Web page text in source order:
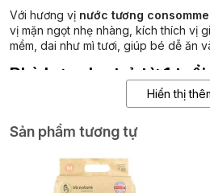
Với hương vị nước tương consomme
vị mặn ngọt nhẹ nhàng, kích thích vị
mềm, dai như mì tươi, giúp bé dễ ăn
Phù hợp cho trẻ từ 1 tuổi
Mì Chú Hề được thiết kế dành cho trẻ
đi dã ngoại. Sản phẩm có thể ăn trực
Mì ăn dặm Nissin Chú Hề
không chỉ
mà còn là lựa chọn bổ dưỡng và an
Hiển thị
Sản phẩm tương tự